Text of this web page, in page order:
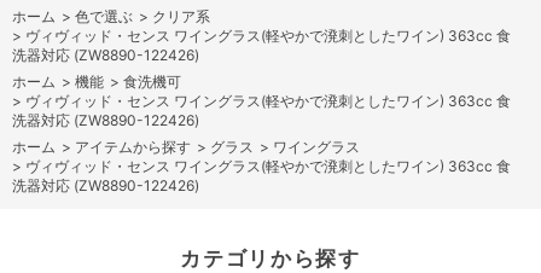
ホーム > 色で選ぶ > クリア系
> ヴィヴィッド・センス ワイングラス(軽やかで溌刺としたワイン) 363cc 食
洗器対応 (ZW8890-122426)
ホーム > 機能 > 食洗機可
> ヴィヴィッド・センス ワイングラス(軽やかで溌刺としたワイン) 363cc 食
洗器対応 (ZW8890-122426)
ホーム > アイテムから探す > グラス > ワイングラス
> ヴィヴィッド・センス ワイングラス(軽やかで溌刺としたワイン) 363cc 食
洗器対応 (ZW8890-122426)
カテゴリから探す